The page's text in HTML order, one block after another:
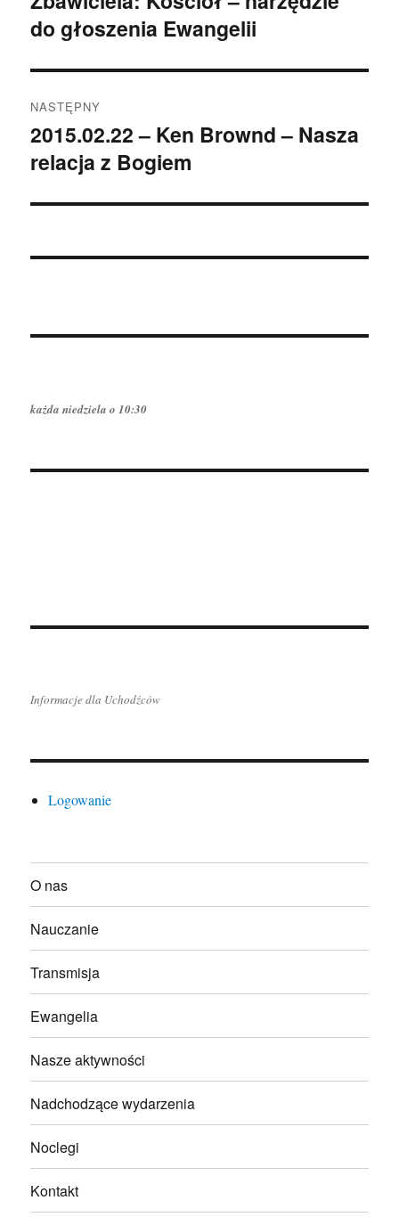
do głoszenia Ewangelii
NASTĘPNY
Następny
wpis:
2015.02.22 – Ken Brownd – Nasza
relacja z Bogiem
każda niedziela o 10:30
Informacje dla Uchodźców
Logowanie
O nas
Nauczanie
Transmisja
Ewangelia
Nasze aktywności
Nadchodzące wydarzenia
Noclegi
Kontakt